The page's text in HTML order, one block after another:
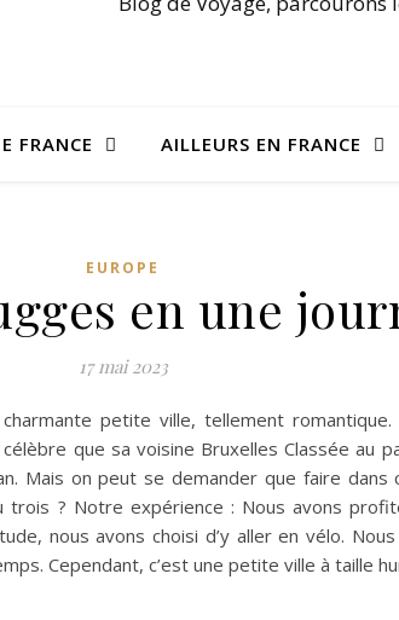
FRANCE AILLEURS EN FRANCE
EUROPE
en une
17 mai 2023
petite ville, tellement
que sa voisine Bruxelles Classée au
Mais on peut se demander que faire dans
? Notre expérience : Nous avons
nous avons choisi d’y aller en vélo.
Cependant, c’est une petite ville à taille